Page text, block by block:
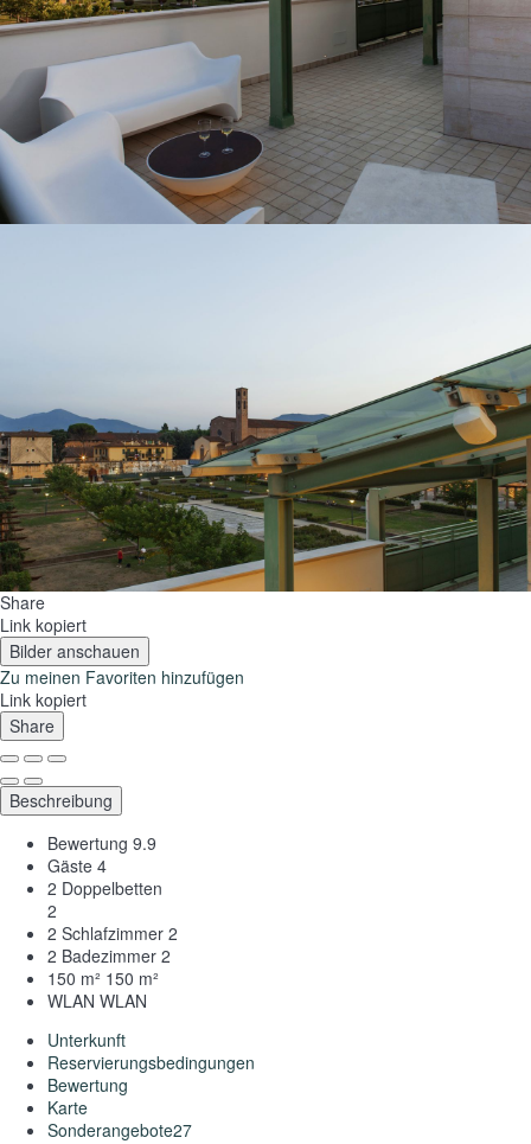
Share
Link kopiert
Bilder anschauen
Zu meinen Favoriten hinzufügen
Link kopiert
Share
Beschreibung
Bewertung 9.9
Gäste 4
2 Doppelbetten
2
2 Schlafzimmer 2
2 Badezimmer 2
150 m² 150 m²
WLAN WLAN
Unterkunft
Reservierungsbedingungen
Bewertung
Karte
Sonderangebote27